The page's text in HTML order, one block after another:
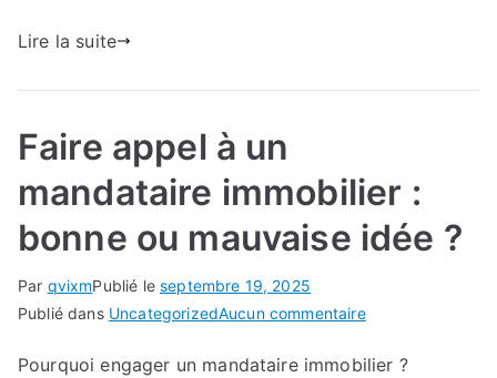
Lire la suite
Faire appel à un
mandataire immobilier :
bonne ou mauvaise idée ?
Par qvixmPublié leseptembre 19, 2025
Publié dans UncategorizedAucun commentairesur
appel
Pourquoi engager un mandataire immobilier ?